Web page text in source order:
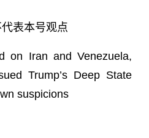
表本号观点
on Iran and Venezuela,
Trump’s Deep State
suspicions